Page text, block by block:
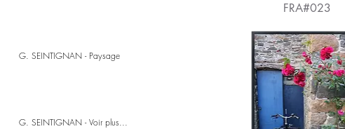
G. SEINTIGNAN - Paysage
G. SEINTIGNAN - Voir plus...
FRA#023